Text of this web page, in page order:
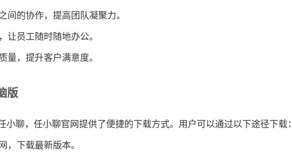
间的协作，提高团队凝聚力。
让员工随时随地办公。
量，提升客户满意度。
版
小聊，任小聊官网提供了便捷的下载方式。用户可以通过以下途径下载：
，下载最新版本。